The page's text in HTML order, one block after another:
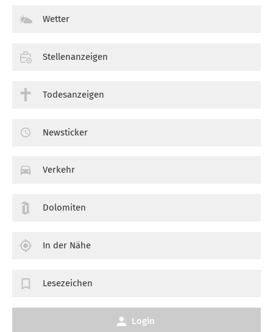
Wetter
Stellenanzeigen
Todesanzeigen
Newsticker
Verkehr
Dolomiten
In der Nähe
Lesezeichen
Login